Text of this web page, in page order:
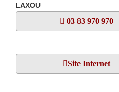
LAXOU
03 83 970 970
Site Internet